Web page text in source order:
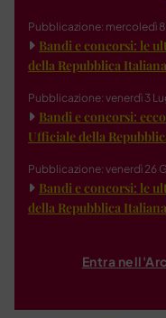
Pubblicazione: mercoledì
Bandi e concorsi: le
della Repubblica
Pubblicazione: venerdì 3
Bandi e concorsi:
Ufficiale della
Pubblicazione: venerdì 26
Bandi e concorsi: le
della Repubblica
Entra